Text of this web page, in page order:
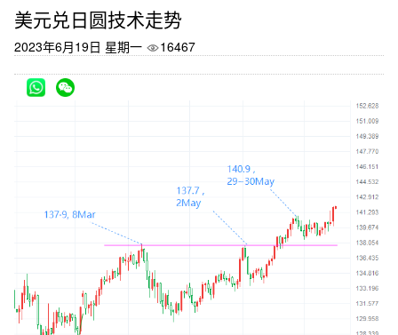
美元兑日圆技术走势
2023年6月19日 星期一 16467